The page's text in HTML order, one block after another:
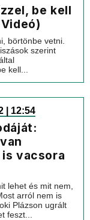
be kell
börtönbe vetni.
szerint
kell...
| 12:54
vacsora
lehet és mit nem,
arról nem is
Plázson ugrált
feszt...